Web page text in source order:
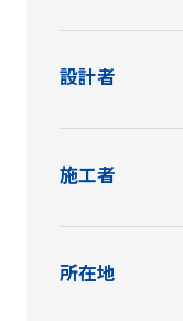
設計者
施工者
所在地